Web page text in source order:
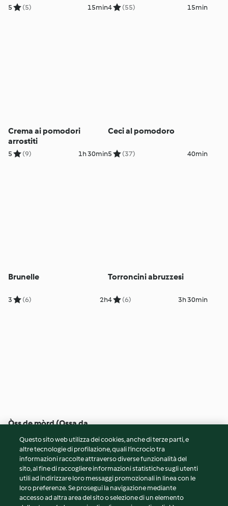
5 (5) 15min4 (55) 15min
Crema ai pomodori
arrostiti
5 (9) 1h 30min
Ceci al pomodoro
5 (37) 40min
Brunelle
3 (6) 2h
Torroncini abruzzesi
4 (6) 3h 30min
Òss de mòrd (Ossa da
(5) 1h 30min
© Copyright 2026
Termini del servizio
Informativa sulla privacy
Questo sito web utilizza dei cookies, anche di terze parti, e
altre tecnologie di profilazione, quali l’incrocio tra
informazioni raccolte attraverso diverse funzionalità del
sito, al fine di raccogliere informazioni statistiche sugli utenti
utili ad indirizzare loro messaggi promozionali in linea con le
loro preferenze. Se prosegui la navigazione mediante
accesso ad altra area del sito o selezione di un elemento